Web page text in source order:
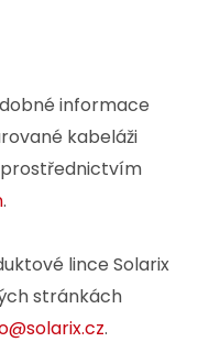
informace
kabeláži
prostřednictvím
.
lince Solarix
stránkách
.